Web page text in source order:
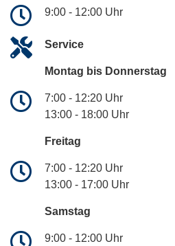
9:00 - 12:00 Uhr
Service
Montag bis Donnerstag
7:00 - 12:20 Uhr
13:00 - 18:00 Uhr
Freitag
7:00 - 12:20 Uhr
13:00 - 17:00 Uhr
Samstag
9:00 - 12:00 Uhr